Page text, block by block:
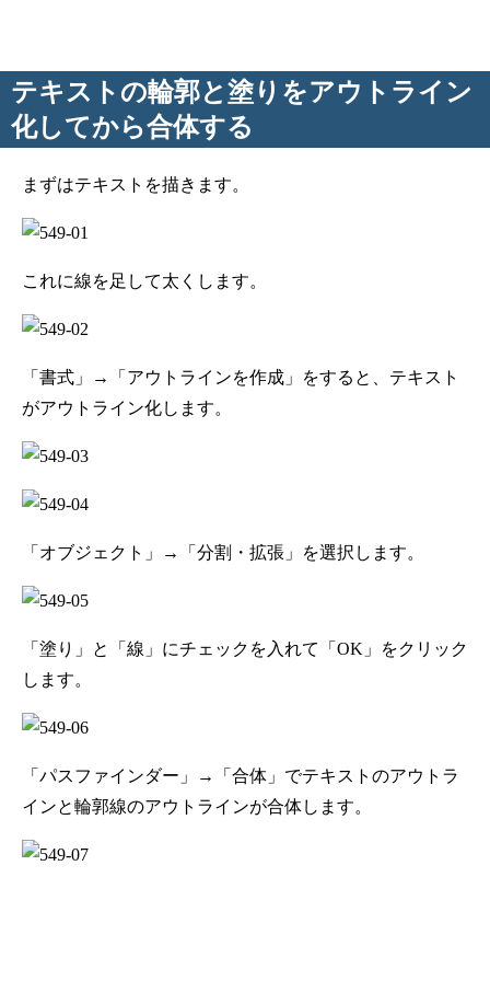
テキストの輪郭と塗りをアウトライン
化してから合体する
まずはテキストを描きます。
これに線を足して太くします。
「書式」→「アウトラインを作成」をすると、テキスト
がアウトライン化します。
「オブジェクト」→「分割・拡張」を選択します。
「塗り」と「線」にチェックを入れて「OK」をクリック
します。
「パスファインダー」→「合体」でテキストのアウトラ
インと輪郭線のアウトラインが合体します。